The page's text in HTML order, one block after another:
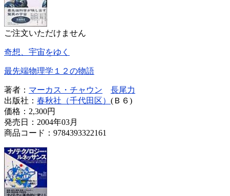
ご注文いただけません
奇想、宇宙をゆく
最先端物理学１２の物語
著者： マーカス・チャウン
長尾力
出版社： 春秋社（千代田区） (Ｂ６)
価格： 2,300円
発売日：2004年03月
商品コード：9784393322161